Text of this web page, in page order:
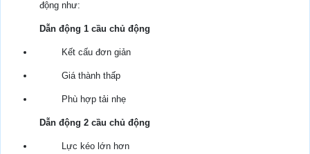
động như:
Dẫn động 1 cầu chủ động
Kết cấu đơn giản
Giá thành thấp
Phù hợp tải nhẹ
Dẫn động 2 cầu chủ động
Lực kéo lớn hơn